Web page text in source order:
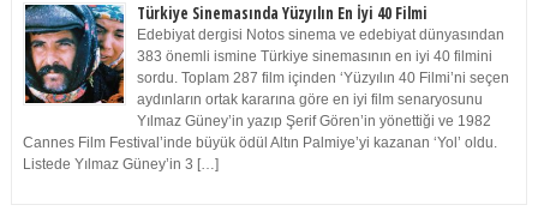
Türkiye Sinemasında Yüzyılın En İyi 40 Filmi
Edebiyat dergisi Notos sinema ve edebiyat dünyasından
383 önemli ismine Türkiye sinemasının en iyi 40 filmini
sordu. Toplam 287 film içinden ‘Yüzyılın 40 Filmi’ni seçen
aydınların ortak kararına göre en iyi film senaryosunu
Yılmaz Güney’in yazıp Şerif Gören’in yönettiği ve 1982
Cannes Film Festival’inde büyük ödül Altın Palmiye’yi kazanan ‘Yol’ oldu.
Listede Yılmaz Güney’in 3 […]